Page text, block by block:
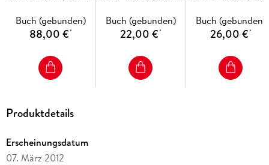
Aus der Pfanne ins Feuer SEITE 145
KAPITEL 7
KAPITEL 8
Fliegen und Spinnen SEITE 216
KAPITEL 10
KAPITEL 11
Auf der Türschwelle SEITE 307
Buch (gebunden)
88,00 €*
Buch (gebunden)
22,00 €*
Buch (gebunden)
26,00 €*
Produktdetails
Erscheinungsdatum
07. März 2012